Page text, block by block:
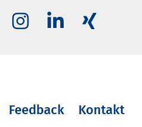
Feedback Kontakt